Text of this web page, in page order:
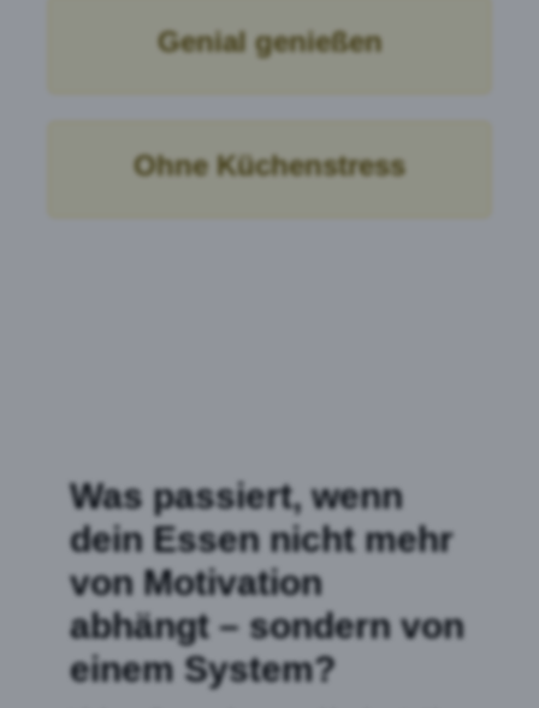
Genial genießen
Ohne Küchenstress
Was passiert, wenn
dein Essen nicht mehr
von Motivation
abhängt – sondern von
einem System?